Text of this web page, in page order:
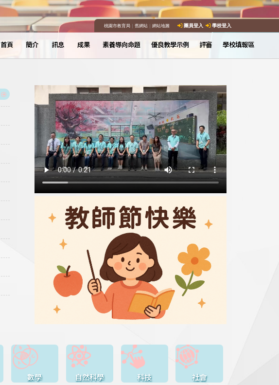
桃園市教育局｜ 舊網站｜ 網站地圖 團員登入 學校登入
首頁 簡介 訊息 成果 素養導向命題 優良教學示例 評審 學校填報區
數學 自然科學 科技 社會